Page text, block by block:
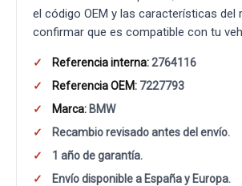
el código OEM y las características del
confirmar que es compatible con tu
Referencia interna:2764116
Referencia OEM: 7227793
Marca: BMW
Recambio revisado antes del envío.
1 año de garantía.
Envío disponible a España y Europa.